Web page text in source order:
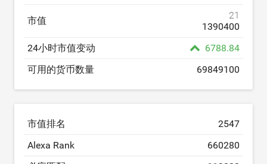
市值
21
1390400
24小时市值变动
6788.84
可用的货币数量
69849100
市值排名
2547
Alexa Rank
660280